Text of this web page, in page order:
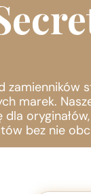
zamienników
marek.
bez nie